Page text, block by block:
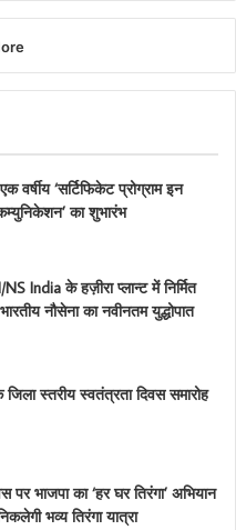
वर्षीय ‘सर्टिफिकेट प्रोग्राम इन
का शुभारंभ
India के हज़ीरा प्लान्ट में निर्मित
नौसेना का नवीनतम युद्धोपात
स्तरीय स्वतंत्रता दिवस समारोह
पर भाजपा का ‘हर घर तिरंगा’ अभियान
भव्य तिरंगा यात्रा